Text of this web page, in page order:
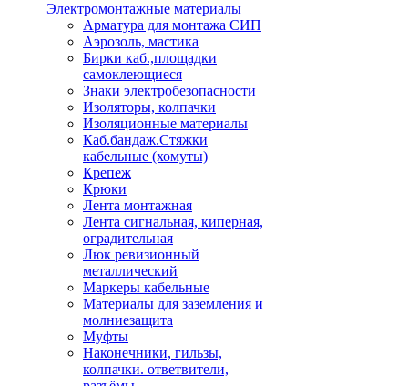
Электромонтажные материалы
Арматура для монтажа СИП
Аэрозоль, мастика
Бирки каб.,площадки
самоклеющиеся
Знаки электробезопасности
Изоляторы, колпачки
Изоляционные материалы
Каб.бандаж.Стяжки
кабельные (хомуты)
Крепеж
Крюки
Лента монтажная
Лента сигнальная, киперная,
оградительная
Люк ревизионный
металлический
Маркеры кабельные
Материалы для заземления и
молниезащита
Муфты
Наконечники, гильзы,
колпачки. ответвители,